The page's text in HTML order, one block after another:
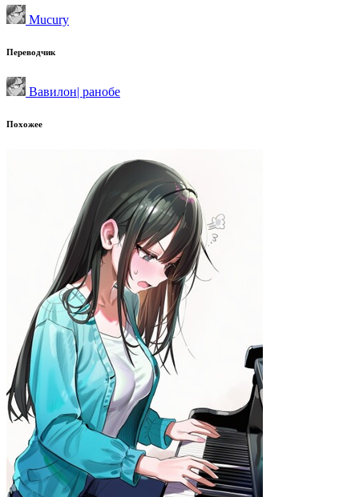
Mucury
Переводчик
Вавилон| ранобе
Похожее